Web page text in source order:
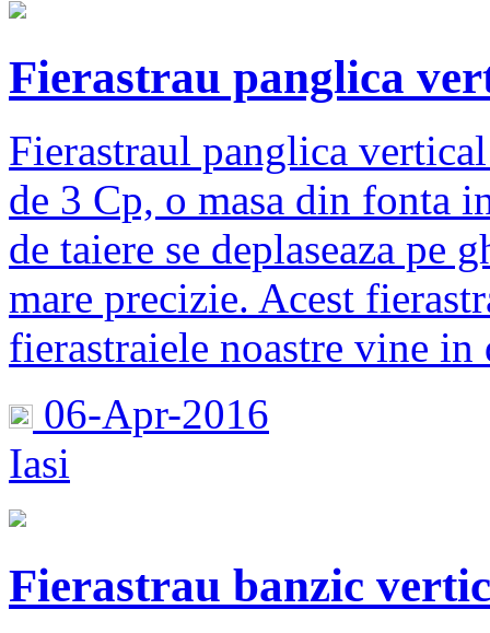
Fierastrau panglica
Fierastraul panglica
de 3 Cp, o masa din fonta
de taiere se deplaseaza pe
mare precizie. Acest
fierastraiele noastre vine in
06-Apr-2016
Iasi
Fierastrau banzic